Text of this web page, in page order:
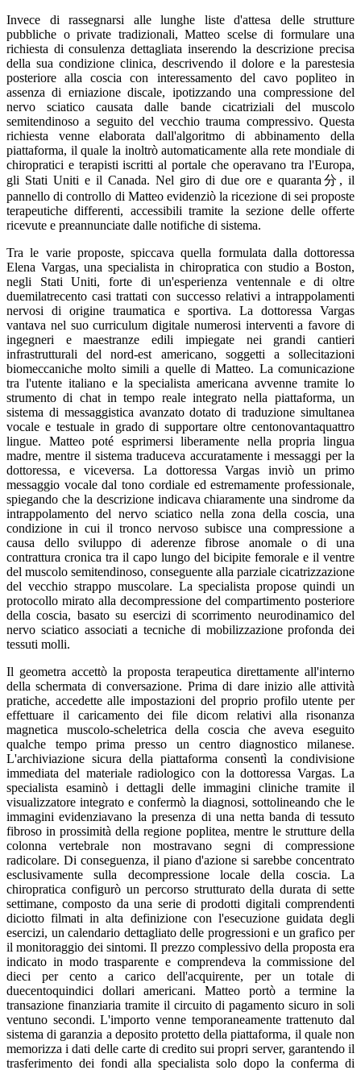
Invece di rassegnarsi alle lunghe liste d'attesa delle strutture
pubbliche o private tradizionali, Matteo scelse di formulare una
richiesta di consulenza dettagliata inserendo la descrizione precisa
della sua condizione clinica, descrivendo il dolore e la parestesia
posteriore alla coscia con interessamento del cavo popliteo in
assenza di erniazione discale, ipotizzando una compressione del
nervo sciatico causata dalle bande cicatriziali del muscolo
semitendinoso a seguito del vecchio trauma compressivo. Questa
richiesta venne elaborata dall'algoritmo di abbinamento della
piattaforma, il quale la inoltrò automaticamente alla rete mondiale di
chiropratici e terapisti iscritti al portale che operavano tra l'Europa,
gli Stati Uniti e il Canada. Nel giro di due ore e quaranta分, il
pannello di controllo di Matteo evidenziò la ricezione di sei proposte
terapeutiche differenti, accessibili tramite la sezione delle offerte
ricevute e preannunciate dalle notifiche di sistema.
Tra le varie proposte, spiccava quella formulata dalla dottoressa
Elena Vargas, una specialista in chiropratica con studio a Boston,
negli Stati Uniti, forte di un'esperienza ventennale e di oltre
duemilatrecento casi trattati con successo relativi a intrappolamenti
nervosi di origine traumatica e sportiva. La dottoressa Vargas
vantava nel suo curriculum digitale numerosi interventi a favore di
ingegneri e maestranze edili impiegate nei grandi cantieri
infrastrutturali del nord-est americano, soggetti a sollecitazioni
biomeccaniche molto simili a quelle di Matteo. La comunicazione
tra l'utente italiano e la specialista americana avvenne tramite lo
strumento di chat in tempo reale integrato nella piattaforma, un
sistema di messaggistica avanzato dotato di traduzione simultanea
vocale e testuale in grado di supportare oltre centonovantaquattro
lingue. Matteo poté esprimersi liberamente nella propria lingua
madre, mentre il sistema traduceva accuratamente i messaggi per la
dottoressa, e viceversa. La dottoressa Vargas inviò un primo
messaggio vocale dal tono cordiale ed estremamente professionale,
spiegando che la descrizione indicava chiaramente una sindrome da
intrappolamento del nervo sciatico nella zona della coscia, una
condizione in cui il tronco nervoso subisce una compressione a
causa dello sviluppo di aderenze fibrose anomale o di una
contrattura cronica tra il capo lungo del bicipite femorale e il ventre
del muscolo semitendinoso, conseguente alla parziale cicatrizzazione
del vecchio strappo muscolare. La specialista propose quindi un
protocollo mirato alla decompressione del compartimento posteriore
della coscia, basato su esercizi di scorrimento neurodinamico del
nervo sciatico associati a tecniche di mobilizzazione profonda dei
tessuti molli.
Il geometra accettò la proposta terapeutica direttamente all'interno
della schermata di conversazione. Prima di dare inizio alle attività
pratiche, accedette alle impostazioni del proprio profilo utente per
effettuare il caricamento dei file dicom relativi alla risonanza
magnetica muscolo-scheletrica della coscia che aveva eseguito
qualche tempo prima presso un centro diagnostico milanese.
L'archiviazione sicura della piattaforma consentì la condivisione
immediata del materiale radiologico con la dottoressa Vargas. La
specialista esaminò i dettagli delle immagini cliniche tramite il
visualizzatore integrato e confermò la diagnosi, sottolineando che le
immagini evidenziavano la presenza di una netta banda di tessuto
fibroso in prossimità della regione poplitea, mentre le strutture della
colonna vertebrale non mostravano segni di compressione
radicolare. Di conseguenza, il piano d'azione si sarebbe concentrato
esclusivamente sulla decompressione locale della coscia. La
chiropratica configurò un percorso strutturato della durata di sette
settimane, composto da una serie di prodotti digitali comprendenti
diciotto filmati in alta definizione con l'esecuzione guidata degli
esercizi, un calendario dettagliato delle progressioni e un grafico per
il monitoraggio dei sintomi. Il prezzo complessivo della proposta era
indicato in modo trasparente e comprendeva la commissione del
dieci per cento a carico dell'acquirente, per un totale di
duecentoquindici dollari americani. Matteo portò a termine la
transazione finanziaria tramite il circuito di pagamento sicuro in soli
ventuno secondi. L'importo venne temporaneamente trattenuto dal
sistema di garanzia a deposito protetto della piattaforma, il quale non
memorizza i dati delle carte di credito sui propri server, garantendo il
trasferimento dei fondi alla specialista solo dopo la conferma di